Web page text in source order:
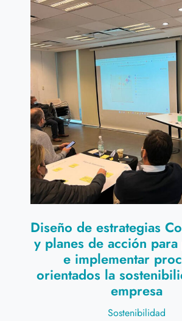
Diseño de estrategias
y planes de acción
e implementar
orientados la
empresa
Sostenibilidad